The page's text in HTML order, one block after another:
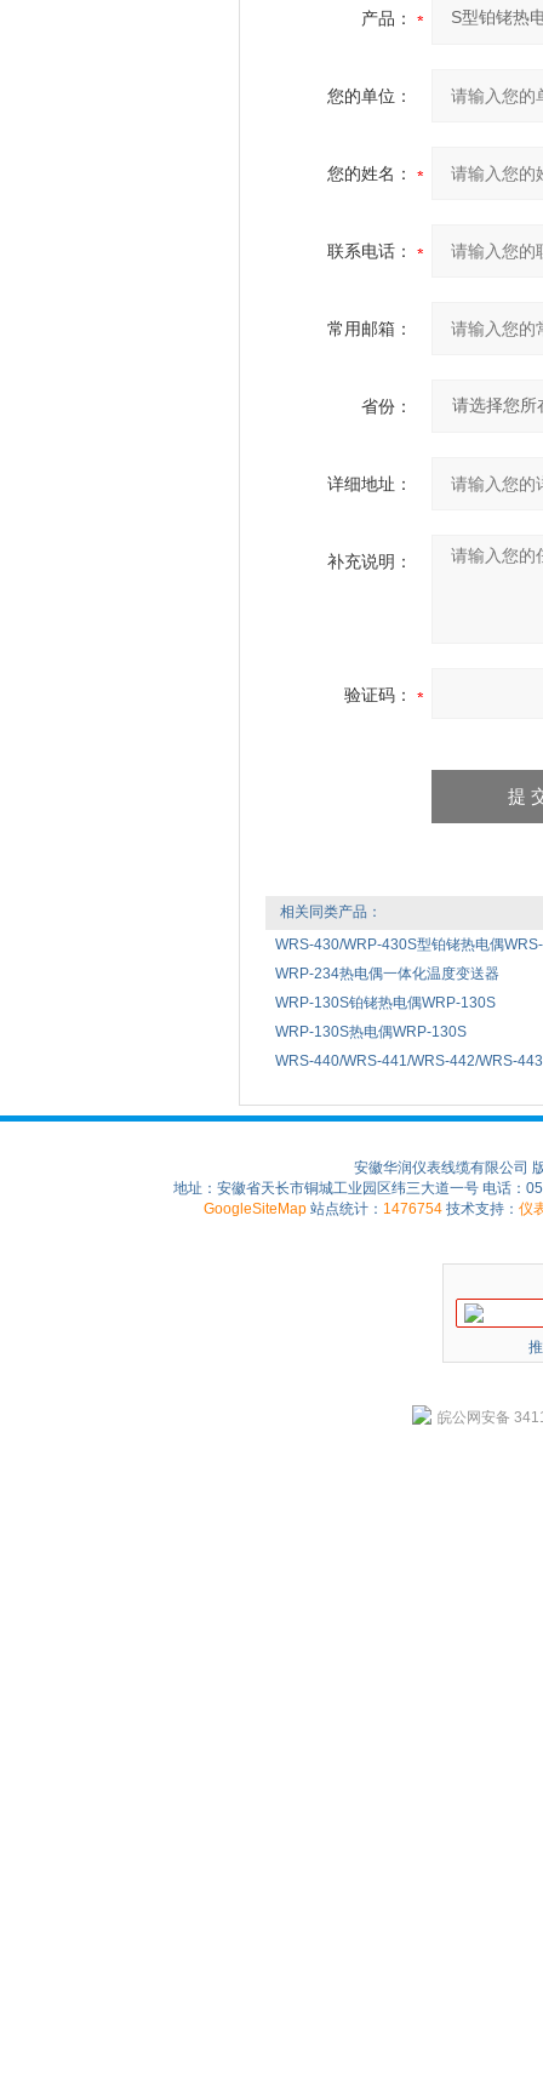
产品：
您的单位：
您的姓名：
联系电话：
常用邮箱：
省份：
详细地址：
补充说明：
验证码：
相关同类产品：
WRS-430/WRP-430S型铂铑热电偶
WRP-234热电偶一体化温度变送器
WRP-130S铂铑热电偶WRP-130S
WRP-130S热电偶WRP-130S
WRS-440/WRS-441/WRS-442/WRS-
安徽华润仪表线缆有限公司
地址：安徽省天长市铜城工业园区纬三大道一号 电话：
GoogleSiteMap 站点统计： 1476754 技术支持： 仪
皖公网安备